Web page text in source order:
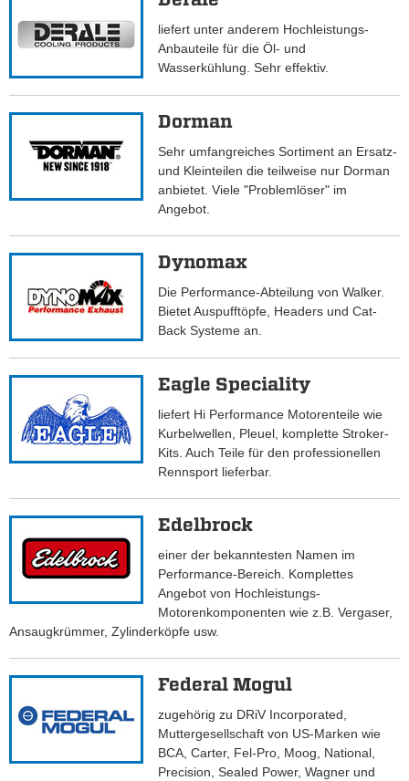
liefert unter anderem Hochleistungs-
Anbauteile für die Öl- und
Wasserkühlung. Sehr effektiv.
Dorman
Sehr umfangreiches Sortiment an Ersatz-
und Kleinteilen die teilweise nur Dorman
anbietet. Viele "Problemlöser" im
Angebot.
Dynomax
Die Performance-Abteilung von Walker.
Bietet Auspufftöpfe, Headers und Cat-
Back Systeme an.
Eagle Speciality
liefert Hi Performance Motorenteile wie
Kurbelwellen, Pleuel, komplette Stroker-
Kits. Auch Teile für den professionellen
Rennsport lieferbar.
Edelbrock
einer der bekanntesten Namen im
Performance-Bereich. Komplettes
Angebot von Hochleistungs-
Motorenkomponenten wie z.B. Vergaser,
Ansaugkrümmer, Zylinderköpfe usw.
Federal Mogul
zugehörig zu DRiV Incorporated,
Muttergesellschaft von US-Marken wie
BCA, Carter, Fel-Pro, Moog, National,
Precision, Sealed Power, Wagner und